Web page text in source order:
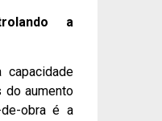
a
capacidade
do aumento
obra é a